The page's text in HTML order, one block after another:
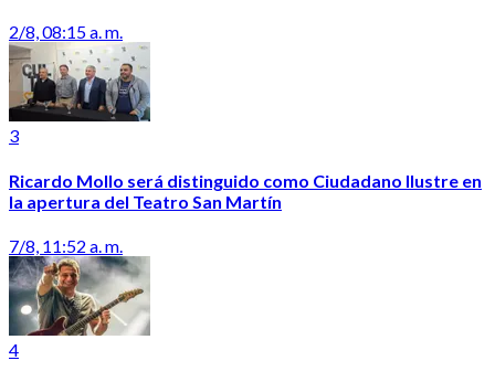
2/8, 08:15 a. m.
3
Ricardo Mollo será distinguido como Ciudadano Ilustre en
la apertura del Teatro San Martín
7/8, 11:52 a. m.
4